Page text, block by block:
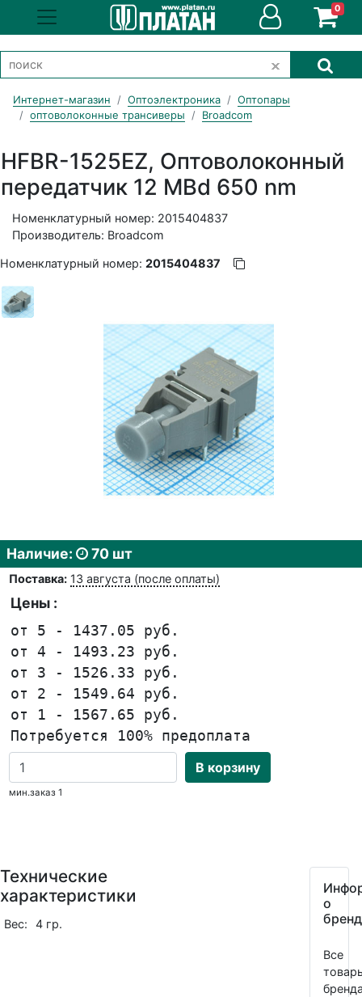
0
Интернет-магазин Оптоэлектроника
Оптопары
оптоволоконные трансиверы
Broadcom
HFBR-1525EZ, Оптоволоконный
передатчик 12 MBd 650 nm
Номенклатурный номер: 2015404837
Производитель: Broadcom
Номенклатурный номер: 2015404837
Наличие: 70 шт
Поставка: 13 августа (после оплаты)
Цены :
от 5 - 1437.05 руб.
от 4 - 1493.23 руб.
от 3 - 1526.33 руб.
от 2 - 1549.64 руб.
от 1 - 1567.65 руб.
Потребуется 100% предоплата
В корзину
мин.заказ 1
Технические
характеристики
Вес: 4 гр.
о
Все